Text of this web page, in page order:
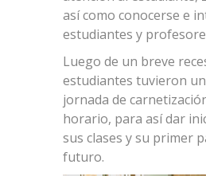
así como conocerse e
estudiantes y
Luego de un breve
estudiantes tuvieron
jornada de
horario, para así dar
sus clases y su primer
futuro.